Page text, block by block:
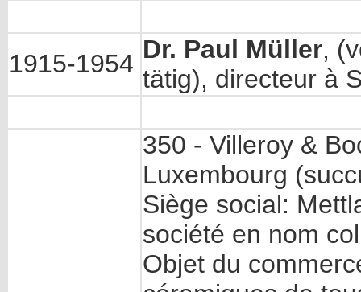
1915-1954 Dr. Paul Müller,
tätig), directeur à
350 - Villeroy &
Luxembourg
Siège social:
société en nom
Objet du